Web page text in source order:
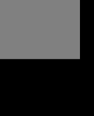
纪视觉